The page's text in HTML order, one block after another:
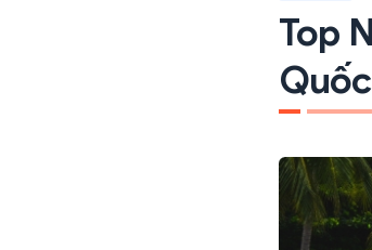
Top
Quốc